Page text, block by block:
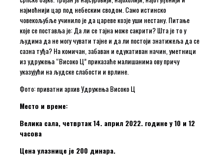
најмоћнији цар под небеским сводом. Само истинско
човекољубље учинило је да цареве козје уши нестану. Питање
које се поставља је: Да ли се тајна може сакрити? Шта је то у
људима да не могу чувати тајне и да ли постоји знатижеља да се
сазна туђа? На комичан, забаван и едукативан начин, уметници
из удружења “Високо Ц” приказаће малишанима ову причу
указујући на људске слабости и врлине.
Фото: приватни архив Удружења Високо Ц
Место и време:
Велика сала, четвртак 14. април 2022. године у 10 и 12
часова
Цена улазнице је 200 динара.